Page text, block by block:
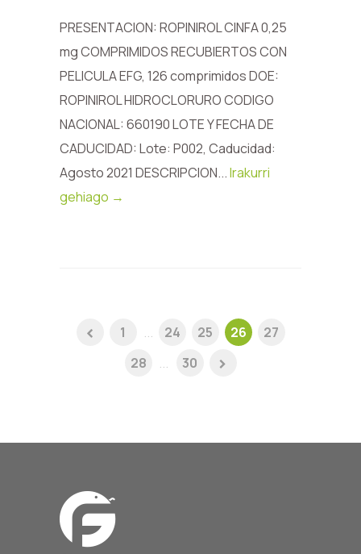
PRESENTACION: ROPINIROL CINFA 0,25
mg COMPRIMIDOS RECUBIERTOS CON
PELICULA EFG, 126 comprimidos DOE:
ROPINIROL HIDROCLORURO CODIGO
NACIONAL: 660190 LOTE Y FECHA DE
CADUCIDAD: Lote: P002, Caducidad:
Agosto 2021 DESCRIPCION...Irakurri
gehiago →
1 ... 24 25 26
27
28
... 30